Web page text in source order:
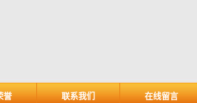
誉 联系我们 在线留言